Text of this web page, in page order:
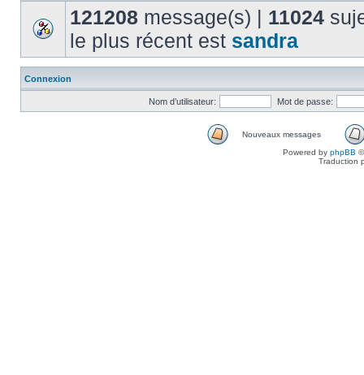
121208 message(s) | 11024
le plus récent est sandra
Connexion
Nom d’utilisateur: Mot de passe:
Nouveaux messages
Powered by phpBB
Traduction